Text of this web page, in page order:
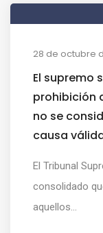
28 de octubre
El supremo
prohibición
no se
causa
El Tribunal
consolidado
aquellos...